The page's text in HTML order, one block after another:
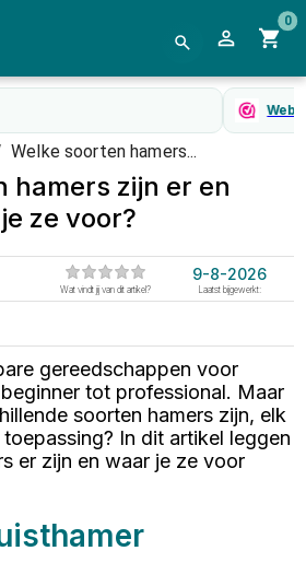
0
Welke soorten hamers...
hamers zijn er en
ze voor?
Wat vindt jij van dit artikel?
9-8-2026
Laatst bijgewerkt:
gereedschappen voor
tot professional. Maar
soorten hamers zijn, elk
In dit artikel leggen
er zijn en waar je ze voor